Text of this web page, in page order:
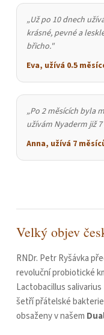
„Už po 10 dnech
krásné, pevné a
břicho."
Eva, užívá 0.5
„Po 2 měsících byla
užívám Nyaderm již
Anna, užívá 7
Velký objev
RNDr. Petr Ryšávka
revoluční probiotické
Lactobacillus
šetří přátelské
obsaženy v našem